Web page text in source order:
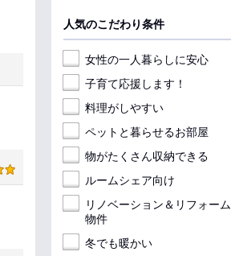
人気のこだわり条件
女性の一人暮らしに安心
子育て応援します！
料理がしやすい
ペットと暮らせるお部屋
物がたくさん収納できる
ルームシェア向け
リノベーション＆リフォーム
物件
冬でも暖かい